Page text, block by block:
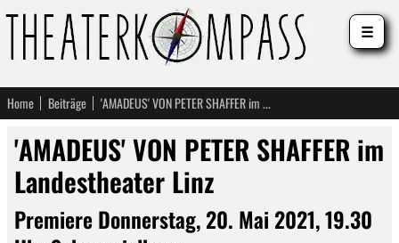
Home Beiträge 'AMADEUS' VON PETER SHAFFER im Landestheater Linz
'AMADEUS' VON PETER SHAFFER im
Landestheater Linz
Premiere Donnerstag, 20. Mai 2021, 19.30
☰